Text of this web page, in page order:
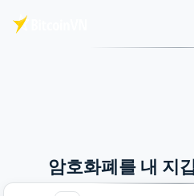
암호화폐를 내 지